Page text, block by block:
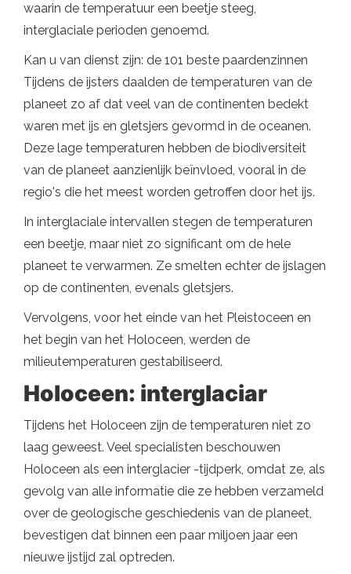
waarin de temperatuur een beetje steeg,
interglaciale perioden genoemd.
Kan u van dienst zijn: de 101 beste paardenzinnen
Tijdens de ijsters daalden de temperaturen van de
planeet zo af dat veel van de continenten bedekt
waren met ijs en gletsjers gevormd in de oceanen.
Deze lage temperaturen hebben de biodiversiteit
van de planeet aanzienlijk beïnvloed, vooral in de
regio's die het meest worden getroffen door het ijs.
In interglaciale intervallen stegen de temperaturen
een beetje, maar niet zo significant om de hele
planeet te verwarmen. Ze smelten echter de ijslagen
op de continenten, evenals gletsjers.
Vervolgens, voor het einde van het Pleistoceen en
het begin van het Holoceen, werden de
milieutemperaturen gestabiliseerd.
Holoceen: interglaciar
Tijdens het Holoceen zijn de temperaturen niet zo
laag geweest. Veel specialisten beschouwen
Holoceen als een interglacier -tijdperk, omdat ze, als
gevolg van alle informatie die ze hebben verzameld
over de geologische geschiedenis van de planeet,
bevestigen dat binnen een paar miljoen jaar een
nieuwe ijstijd zal optreden.